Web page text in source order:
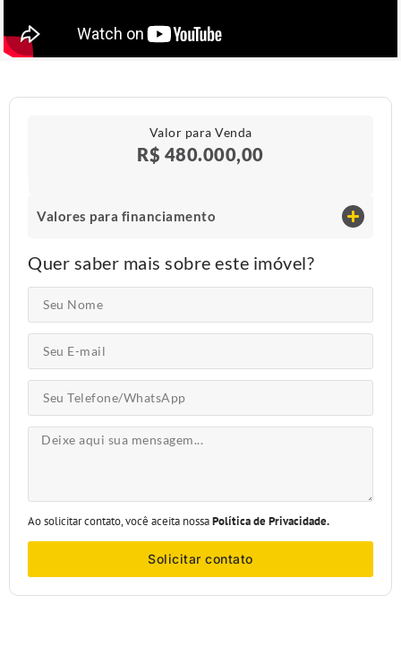
Valor para Venda
R$ 480.000,00
Valores para financiamento
Quer saber mais sobre este imóvel?
Ao solicitar contato, você aceita nossaPolítica de Privacidade.
Solicitar contato